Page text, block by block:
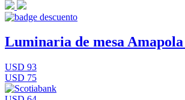
Luminaria de mesa
USD 93
USD 75